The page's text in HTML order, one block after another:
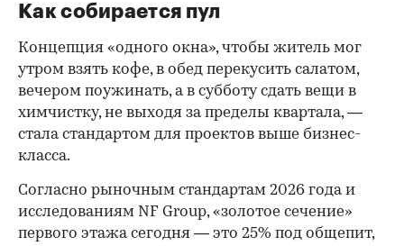
Как собирается пул
Концепция «одного окна», чтобы житель мог
утром взять кофе, в обед перекусить салатом,
вечером поужинать, а в субботу сдать вещи в
химчистку, не выходя за пределы квартала, —
стала стандартом для проектов выше бизнес-
класса.
Согласно рыночным стандартам 2026 года и
исследованиям NF Group, «золотое сечение»
первого этажа сегодня — это 25% под общепит,